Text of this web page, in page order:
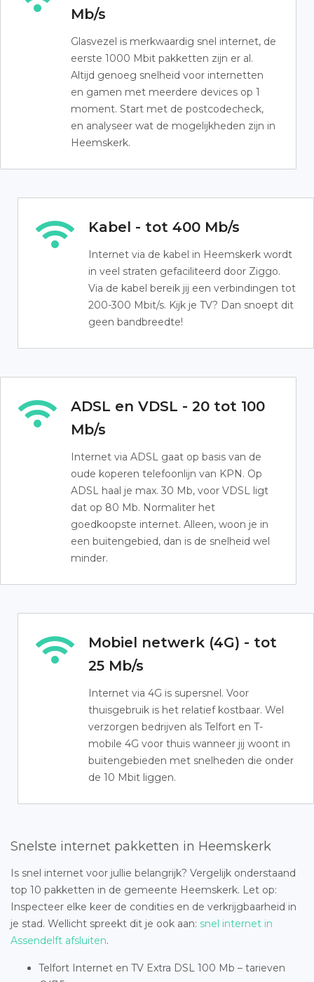
Mb/s
Glasvezel is merkwaardig snel internet, de
eerste 1000 Mbit pakketten zijn er al.
Altijd genoeg snelheid voor internetten
en gamen met meerdere devices op 1
moment. Start met de postcodecheck,
en analyseer wat de mogelijkheden zijn in
Heemskerk.
Kabel - tot 400 Mb/s
Internet via de kabel in Heemskerk wordt
in veel straten gefaciliteerd door Ziggo.
Via de kabel bereik jij een verbindingen tot
200-300 Mbit/s. Kijk je TV? Dan snoept dit
geen bandbreedte!
ADSL en VDSL - 20 tot 100
Mb/s
Internet via ADSL gaat op basis van de
oude koperen telefoonlijn van KPN. Op
ADSL haal je max. 30 Mb, voor VDSL ligt
dat op 80 Mb. Normaliter het
goedkoopste internet. Alleen, woon je in
een buitengebied, dan is de snelheid wel
minder.
Mobiel netwerk (4G) - tot
25 Mb/s
Internet via 4G is supersnel. Voor
thuisgebruik is het relatief kostbaar. Wel
verzorgen bedrijven als Telfort en T-
mobile 4G voor thuis wanneer jij woont in
buitengebieden met snelheden die onder
de 10 Mbit liggen.
Snelste internet pakketten in Heemskerk
Is snel internet voor jullie belangrijk? Vergelijk onderstaand
top 10 pakketten in de gemeente Heemskerk. Let op:
Inspecteer elke keer de condities en de verkrijgbaarheid in
je stad. Wellicht spreekt dit je ook aan: snel internet in
Assendelft afsluiten.
Telfort Internet en TV Extra DSL 100 Mb – tarieven